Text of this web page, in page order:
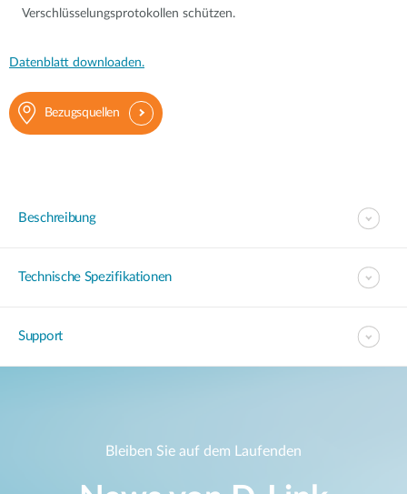
Verschlüsselungsprotokollen schützen.
Datenblatt downloaden.
Bezugsquellen
Beschreibung
Technische Spezifikationen
Support
Bleiben Sie auf dem Laufenden